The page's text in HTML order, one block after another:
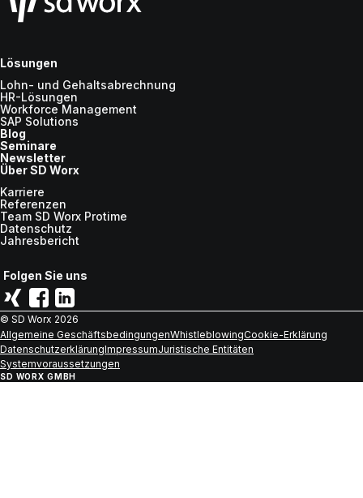
Lösungen
Lohn- und Gehaltsabrechnung
HR-Lösungen
Workforce Management
SAP Solutions
Blog
Seminare
Newsletter
Über SD Worx
Karriere
Referenzen
Team SD Worx Protime
Datenschutz
Jahresbericht
Folgen Sie uns
© SD Worx 2026
Allgemeine GeschäftsbedingungenWhistleblowingCookie-Erklärung
DatenschutzerklärungImpressumJuristische Entitäten
Systemvoraussetzungen
SD WORX GMBH